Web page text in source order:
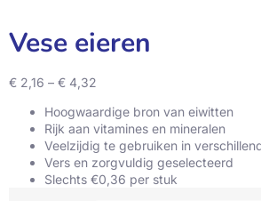
Vese eieren
€ 2,16 – € 4,32
Hoogwaardige bron van eiwitten
Rijk aan vitamines en mineralen
Veelzijdig te gebruiken in
Vers en zorgvuldig geselecteerd
Slechts €0,36 per stuk